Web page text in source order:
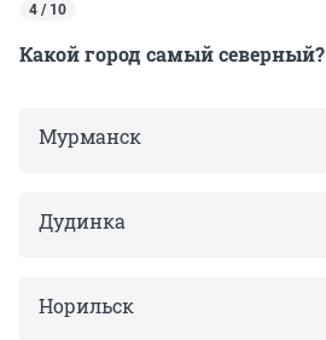
4 / 10
Какой город самый северный?
Мурманск
Дудинка
Норильск